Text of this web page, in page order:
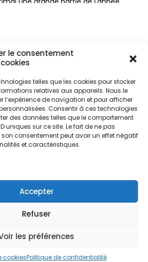
le consentement
telles que les cookies pour stocker
relatives aux appareils. Nous le
l’expérience de navigation et pour afficher
Consentir à ces technologies
des données telles que le comportement
uniques sur ce site. Le fait de ne pas
son consentement peut avoir un effet négatif
et caractéristiques.
Accepter
Refuser
les préférences
cookiesPolitique de confidentialité
résidentiels de Palaiseau et
la demande en eau chaude
thermodynamique (CET)
une alternative écologique et
systèmes électriques classiques
gaz vieillissantes. Cette
répond également aux
des réglementations
dans la région, visant à
carbone des logements
essonnien, allant des
aux grands ensembles, en
de certaines vallées, nécessite
ces différents types de
pas à côté de vos
aides !
vite, les budgets
sont annuels et
dossiers sont traités
nous maintenant
vos aides !
Je prends rdv !